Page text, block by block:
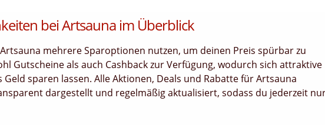
bei Artsauna im Überblick
mehrere Sparoptionen nutzen, um deinen Preis spürbar zu
Gutscheine als auch Cashback zur Verfügung, wodurch sich attraktive
sparen lassen. Alle Aktionen, Deals und Rabatte für Artsauna
dargestellt und regelmäßig aktualisiert, sodass du jederzeit